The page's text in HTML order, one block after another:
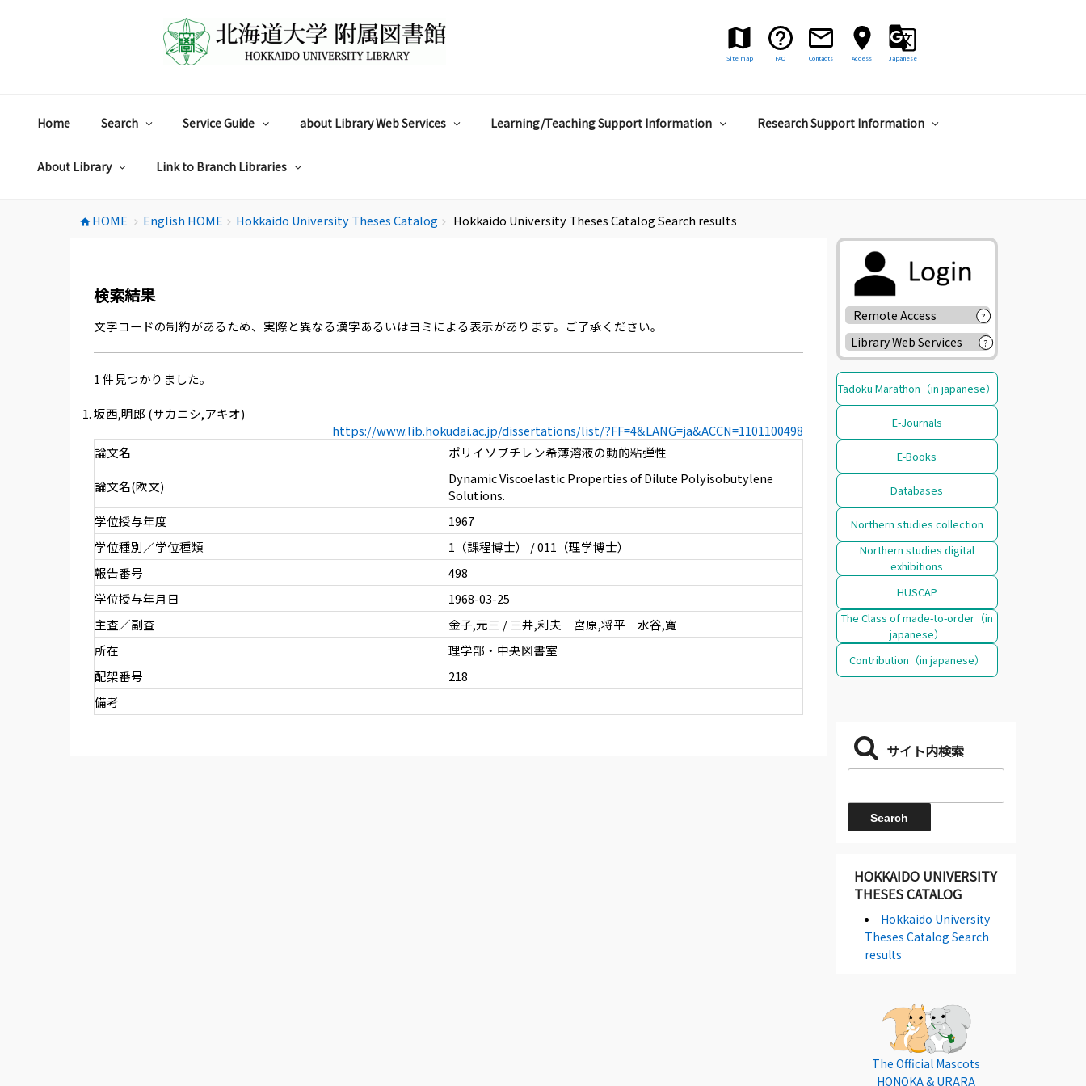
Site map FAQ Contacts Access Japanese
Home Search Service Guide about Library Web Services Learning/Teaching Support Information Research Support Information
About Library Link to Branch Libraries
home HOME chevron_right English HOME chevron_right Hokkaido University Theses Catalog chevron_right Hokkaido University Theses Catalog Search results
検索結果
文字コードの制約があるため、実際と異なる漢字あるいはヨミによる表示があります。ご了承ください。
1 件見つかりました。
坂西,明郎 (サカニシ,アキオ)
https://www.lib.hokudai.ac.jp/dissertations/list/?FF=4&LANG=ja&ACCN=1101100498
論文名
ポリイソブチレン希薄溶液の動的粘弾性
論文名(欧文)
Dynamic Viscoelastic Properties of Dilute Polyisobutylene
Solutions.
学位授与年度
1967
学位種別／学位種類
1（課程博士） / 011（理学博士）
報告番号
498
学位授与年月日
1968-03-25
主査／副査
金子,元三 / 三井,利夫 宮原,将平 水谷,寛
所在
理学部・中央図書室
配架番号
218
備考
Remote Access ?
Library Web Services ?
Tadoku Marathon（in japanese）
E-Journals
E-Books
Databases
Northern studies collection
Northern studies digital
exhibitions
HUSCAP
The Class of made-to-order（in
japanese）
Contribution（in japanese）
サイト内検索
HOKKAIDO UNIVERSITY
THESES CATALOG
Hokkaido University
Theses Catalog Search
results
The Official Mascots
HONOKA & URARA